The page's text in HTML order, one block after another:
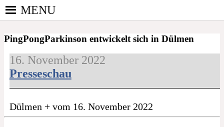
Skip
to
PINGPONGPARKINSON
DEUTSCHLAND E. V.
kooperierenden Vereinen und Einzelpersonen, der
sich – mit dem Mittel Tischtennis – überwiegend
ehrenamtlich um Personen mit Parkinson und
deren Angehörige kümmert.
MENU
PingPongParkinson entwickelt sich in Dülmen
16. November 2022
Presseschau
Dülmen + vom 16. November 2022